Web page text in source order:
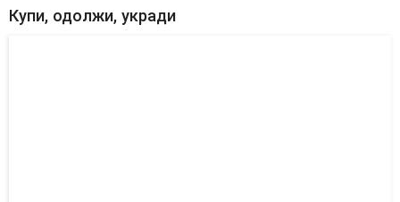
Купи, одолжи, укради